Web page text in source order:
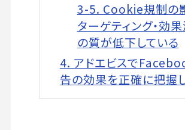
3-5. Cookie規制の
ターゲティング・効
の質が低下している
4. アドエビスで
告の効果を正確に把握し